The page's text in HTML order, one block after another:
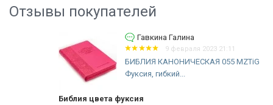
Отзывы покупателей
Гавкина Галина
9 февраля 2023 21:11
БИБЛИЯ КАНОНИЧЕСКАЯ 055 MZTiG
Фуксия, гибкий...
Библия цвета фуксия